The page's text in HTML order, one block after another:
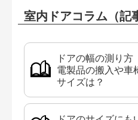
室内ドアコラム（記
ドアの幅の測り
電製品の搬入や車
サイズは？